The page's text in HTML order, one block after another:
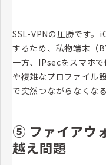
SSL-VPNの圧勝です
するため、私物端末（
一方、IPsecをスマホ
や複雑なプロファイル
で突然つながらなくな
⑤ ファイアウ
越え問題